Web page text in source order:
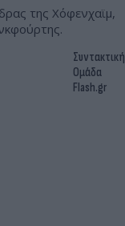
της Χόφενχαϊμ,
Συντακτική
Ομάδα
Flash.gr